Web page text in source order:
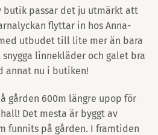
butik passar det ju utmärkt att
flyttar in hos Anna-
utbudet till lite mer än bara
snygga linnekläder och galet bra
annat nu i butiken!
gården 600m längre upop för
Det mesta är byggt av
funnits på gården. I framtiden